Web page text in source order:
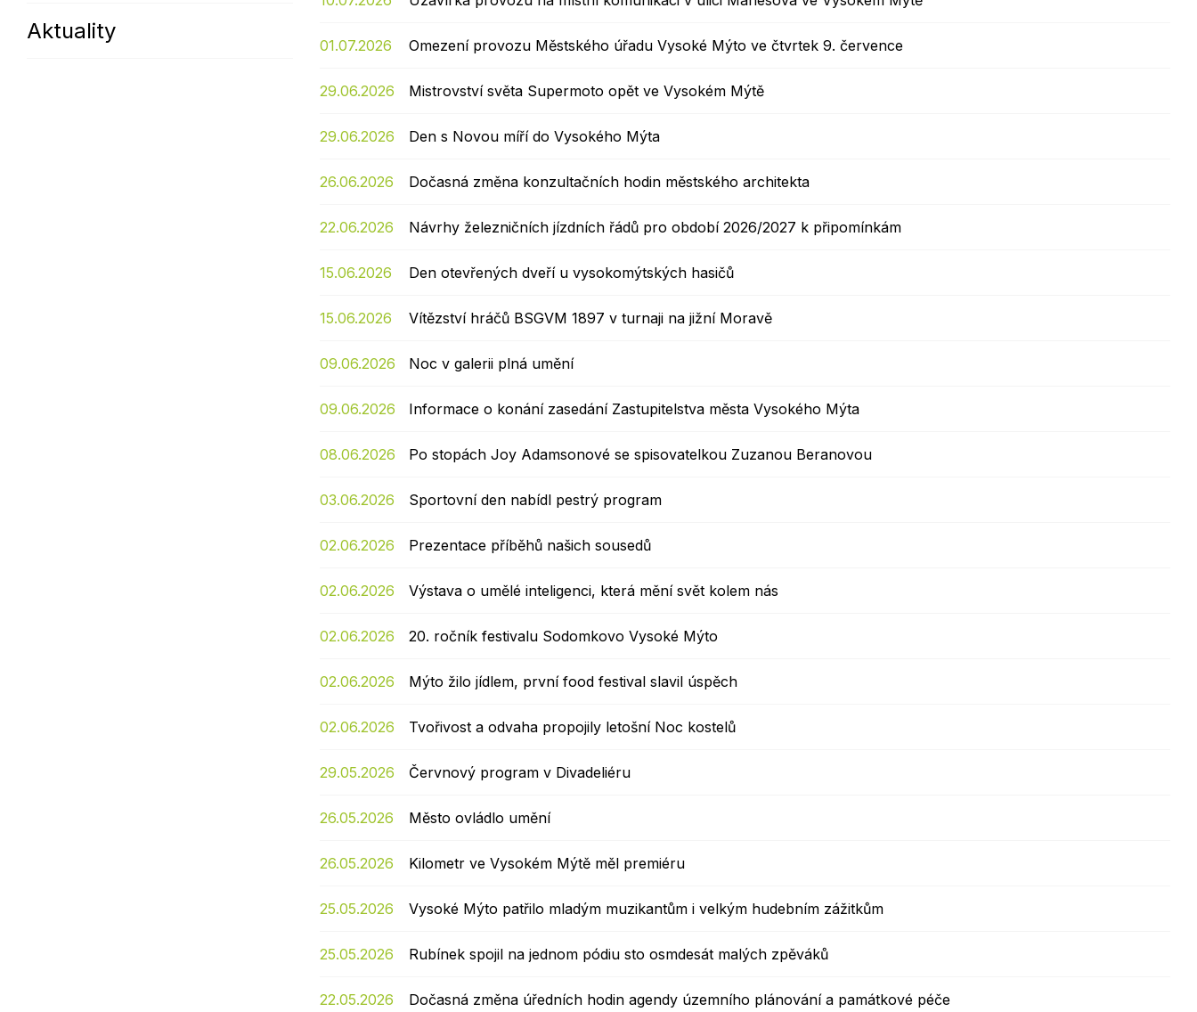
Sodomkovo Vysoké Mýto
Pohotovost
Komise
Stavby a investice
Dotace a projekty
Volby
Aktuality
01.07.2026 Omezení provozu Městského úřadu Vysoké Mýto ve čtvrtek 9. července
29.06.2026 Mistrovství světa Supermoto opět ve Vysokém Mýtě
29.06.2026 Den s Novou míří do Vysokého Mýta
26.06.2026 Dočasná změna konzultačních hodin městského architekta
22.06.2026 Návrhy železničních jízdních řádů pro období 2026/2027 k připomínkám
15.06.2026 Den otevřených dveří u vysokomýtských hasičů
15.06.2026 Vítězství hráčů BSGVM 1897 v turnaji na jižní Moravě
09.06.2026 Noc v galerii plná umění
09.06.2026 Informace o konání zasedání Zastupitelstva města Vysokého Mýta
08.06.2026 Po stopách Joy Adamsonové se spisovatelkou Zuzanou Beranovou
03.06.2026 Sportovní den nabídl pestrý program
02.06.2026 Prezentace příběhů našich sousedů
02.06.2026 Výstava o umělé inteligenci, která mění svět kolem nás
02.06.2026 20. ročník festivalu Sodomkovo Vysoké Mýto
02.06.2026 Mýto žilo jídlem, první food festival slavil úspěch
02.06.2026 Tvořivost a odvaha propojily letošní Noc kostelů
29.05.2026 Červnový program v Divadeliéru
26.05.2026 Město ovládlo umění
26.05.2026 Kilometr ve Vysokém Mýtě měl premiéru
25.05.2026 Vysoké Mýto patřilo mladým muzikantům i velkým hudebním zážitkům
25.05.2026 Rubínek spojil na jednom pódiu sto osmdesát malých zpěváků
22.05.2026 Dočasná změna úředních hodin agendy územního plánování a památkové péče